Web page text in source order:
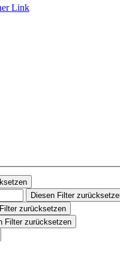
Link
Diesen Filter
zurücksetzen
Filter zurücksetzen